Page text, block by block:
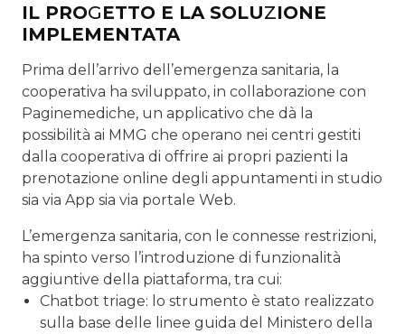
IL PROGETTO E LA SOLUZIONE
IMPLEMENTATA
Prima dell’arrivo dell’emergenza sanitaria, la
cooperativa ha sviluppato, in collaborazione con
Paginemediche, un applicativo che dà la
possibilità ai MMG che operano nei centri gestiti
dalla cooperativa di offrire ai propri pazien­ti la
prenotazione online degli appuntamenti in studio
sia via App sia via portale Web.
L’emergenza sanitaria, con le connesse restrizioni,
ha spinto verso l’introduzione di funzionalità
aggiuntive della piattaforma, tra cui:
Chatbot triage: lo strumento è stato realizzato
sulla base delle linee guida del Ministero della